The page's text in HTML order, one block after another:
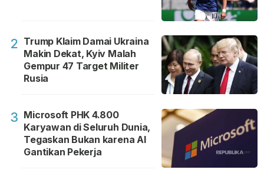
2 Trump Klaim Damai Ukraina
Makin Dekat, Kyiv Malah
Gempur 47 Target Militer
Rusia
3 Microsoft PHK 4.800
Karyawan di Seluruh Dunia,
Tegaskan Bukan karena AI
Gantikan Pekerja